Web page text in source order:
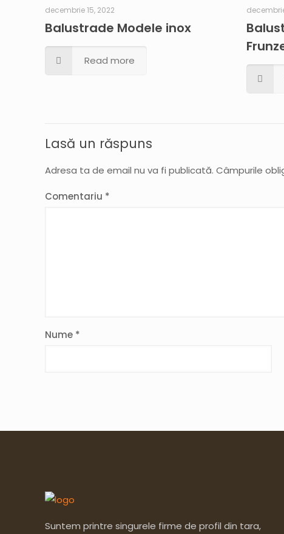
decembrie 15, 2022
Balustrade Modele inox
Read more
Lasă un răspuns
Adresa ta de email nu va fi publicată. Câmpurile
Comentariu *
Nume *
Suntem printre singurele firme de profil din tara,